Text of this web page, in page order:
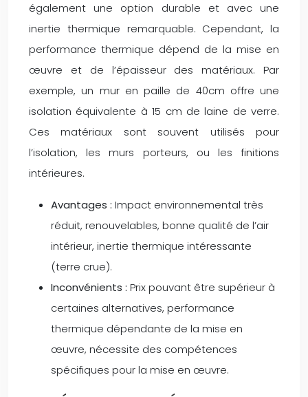
également une option durable et avec une
inertie thermique remarquable. Cependant, la
performance thermique dépend de la mise en
œuvre et de l’épaisseur des matériaux. Par
exemple, un mur en paille de 40cm offre une
isolation équivalente à 15 cm de laine de verre.
Ces matériaux sont souvent utilisés pour
l’isolation, les murs porteurs, ou les finitions
intérieures.
Avantages : Impact environnemental très
réduit, renouvelables, bonne qualité de l’air
intérieur, inertie thermique intéressante
(terre crue).
Inconvénients : Prix pouvant être supérieur à
certaines alternatives, performance
thermique dépendante de la mise en
œuvre, nécessite des compétences
spécifiques pour la mise en œuvre.